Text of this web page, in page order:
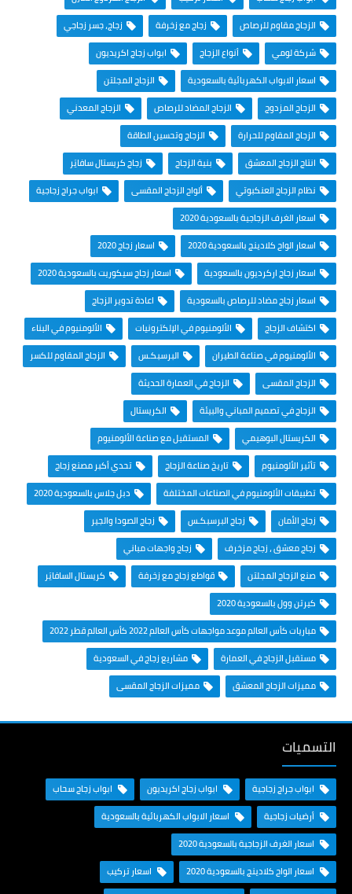
الزجاج مقاوم للرصاص
زجاج مع زخرفة
زجاج، جسر زجاجي
شركة لومي
أنواع الزجاج
ابواب زجاج اكريديون
اسعار الابواب الكهربائية بالسعودية
الزجاج المجلتن
الزجاج المزدوج
الزجاج المضاد للرصاص
الزجاج المعدني
الزجاج المقاوم للحرارة
الزجاج وتحسين الطاقة
انتاج الزجاج المعشق
بنية الزجاج
زجاج كريستال سافايَر
نظام الزجاج العنكبوتي
ألواح الزجاج المقسى
ابواب جراج زجاجية
اسعار الغرف الزجاجية بالسعودية 2020
اسعار الواح كلادينج بالسعودية 2020
اسعار زجاج 2020
اسعار زجاج اركرديون بالسعودية
اسعار زجاج سيكوريت بالسعودية 2020
اسعار زجاج مضاد للرصاص بالسعودية
اعادة تدوير الزجاج
اكتشاف الزجاج
الألومنيوم في الإلكترونيات
الألومنيوم في البناء
الألومنيوم في صناعة الطيران
البرسبكـس
الزجاج المقاوم للكسر
الزجاج المقسى
الزجاج في العمارة الحديثة
الزجاج في تصميم المباني والبيئة
الكريستال
الكريستال البوهيمي
المستقبل مع صناعة الألومنيوم
تأثير الألومنيوم
تاريخ صناعة الزجاج
تحدي أكبر مصنع زجاج
تطبيقات الألومنيوم في الصناعات المختلفة
دبل جلاس بالسعودية 2020
زجاج الأمان
زجاج البرسبكـس
زجاج الصودا والجير
زجاج معشق ، زجاج مزخرف
زجاج واجهات مباني
صنع الزجاج المجلتن
قواطع زجاج مع زخرفة
كريستال السافايَر
كيرتن وول بالسعودية 2020
مباريات كأس العالم موعد مواجهات كأس العالم 2022 كأس العالم قطر 2022
مستقبل الزجاج في العمارة
مشاريع زجاج في السعودية
مميزات الزجاج المعشق
مميزات الزجاج المقسى
التسميات
ابواب جراج زجاجية ابواب زجاج اكريديون
ابواب زجاج سحاب
أرضيات زجاجية
اسعار الابواب الكهربائية بالسعودية
اسعار الغرف الزجاجية بالسعودية 2020
اسعار الواح كلادينج بالسعودية 2020
اسعار تركيب